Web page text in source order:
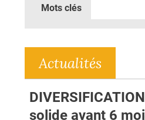
Mots clés
Actualités
solide avant 6